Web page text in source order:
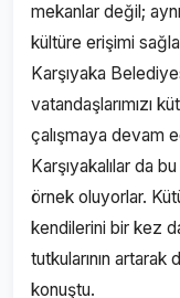
mekanlar değil;
kültüre erişimi
Karşıyaka
vatandaşlarımızı
çalışmaya devam
Karşıyakalılar da
örnek oluyorlar.
kendilerini bir kez
tutkularının
konuştu.